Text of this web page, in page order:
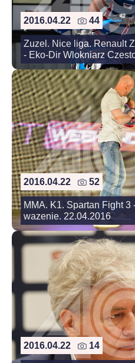
2016.04.22 44
Zuzel. Nice liga. Renault
- Eko-Dir Wlokniarz
2016.04.22 52
MMA. K1. Spartan Fight 3
wazenie. 22.04.2016
2016.04.22 14